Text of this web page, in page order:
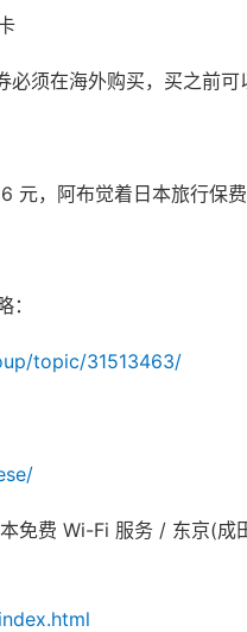
必须在海外购买，买之前可
元，阿布觉着日本旅行保
topic/31513463/
免费 Wi-Fi 服务 / 东京(